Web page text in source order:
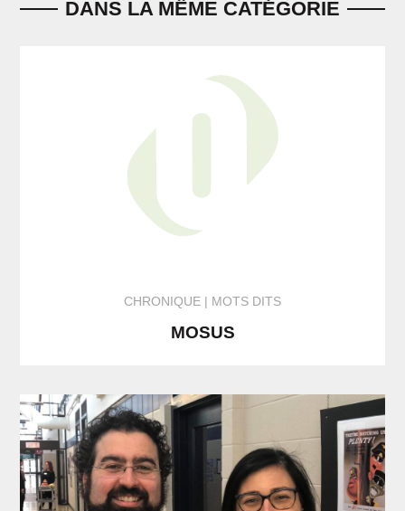
DANS LA MÊME CATÉGORIE
CHRONIQUE MOTS DITS
MOSUS